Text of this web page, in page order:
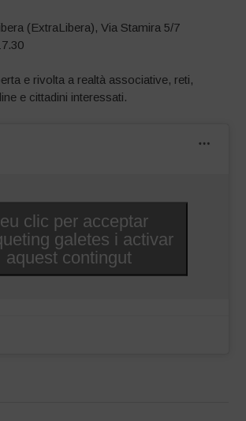
(ExtraLibera), Via Stamira 5/7
e rivolta a realtà associative, reti,
e cittadini interessati.
clic per acceptar
galetes i activar
aquest contingut